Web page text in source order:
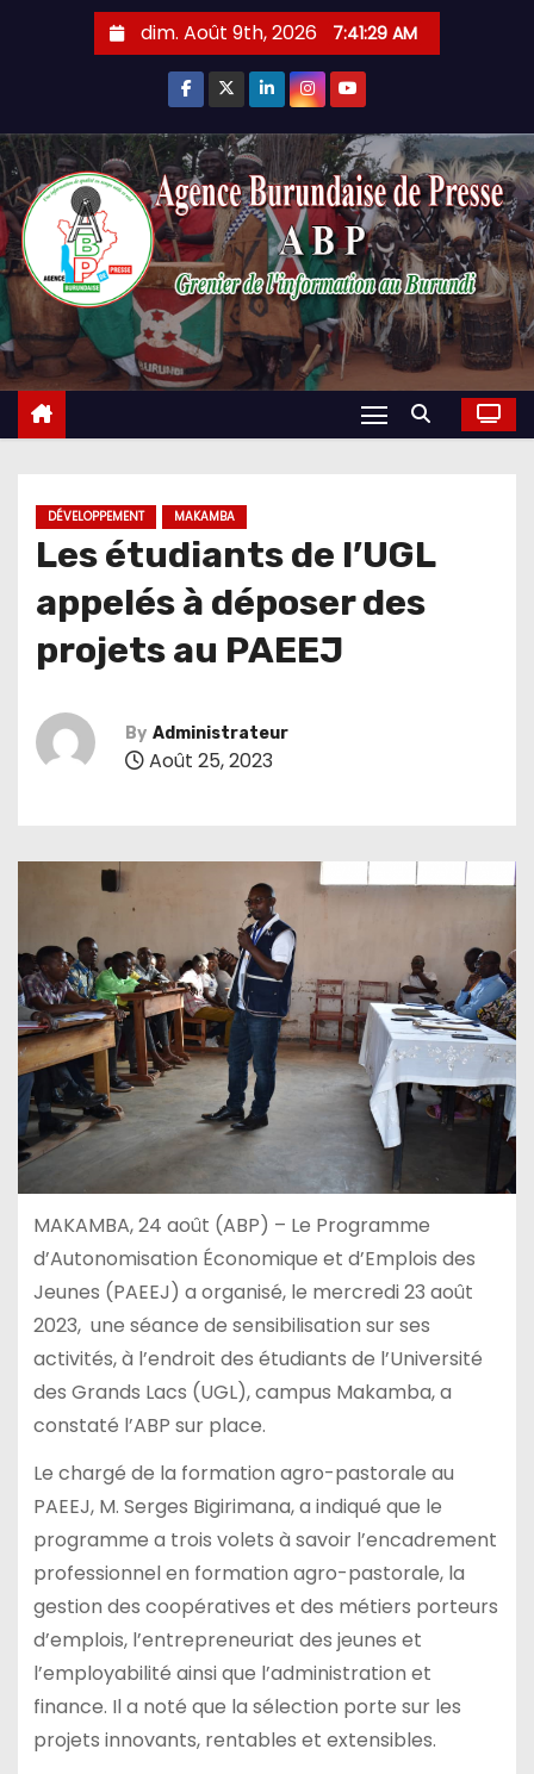
dim. Août 9th, 2026 7:41:30 AM
DÉVELOPPEMENT MAKAMBA
Les étudiants de l’UGL
appelés à déposer des
projets au PAEEJ
By Administrateur
Août 25, 2023
MAKAMBA, 24 août (ABP) – Le Programme
d’Autonomisation Économique et d’Emplois des
Jeunes (PAEEJ) a organisé, le mercredi 23 août
2023, une séance de sensibilisation sur ses
activités, à l’endroit des étudiants de l’Université
des Grands Lacs (UGL), campus Makamba, a
constaté l’ABP sur place.
Le chargé de la formation agro-pastorale au
PAEEJ, M. Serges Bigirimana, a indiqué que le
programme a trois volets à savoir l’encadrement
professionnel en formation agro-pastorale, la
gestion des coopératives et des métiers porteurs
d’emplois, l’entrepreneuriat des jeunes et
l’employabilité ainsi que l’administration et
finance. Il a noté que la sélection porte sur les
projets innovants, rentables et extensibles.